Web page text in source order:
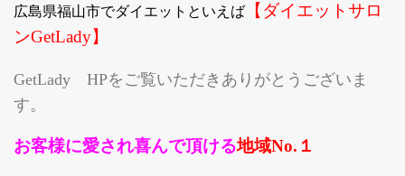
ビューティメニュー
スクール
GKスクール
広島県福山市でダイエットといえば
【ダイエットサロ
ンGetLady】
GetLady HPをご覧いただきありがとうございま
す。
お客様に愛され喜んで頂ける地域No.１